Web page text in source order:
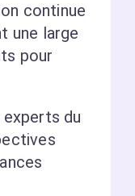
continue
une large
pour
du